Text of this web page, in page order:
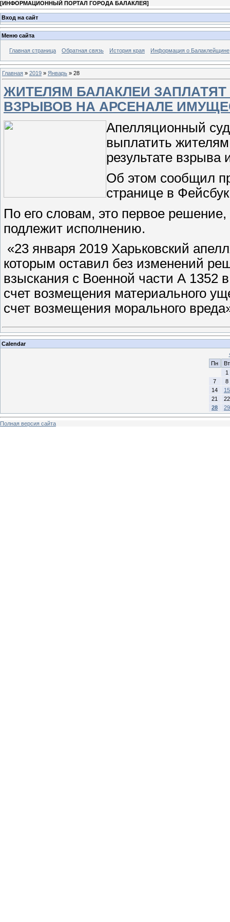
[ИНФОРМАЦИОННЫЙ ПОРТАЛ ГОРОДА БАЛАКЛЕЯ]
Вход на сайт
Меню сайта
Главная страница Обратная связь История края Информация о Балаклейщине
Главная » 2019 » Январь » 28
ЖИТЕЛЯМ БАЛАКЛЕИ ЗАПЛАТЯТ
ВЗРЫВОВ НА АРСЕНАЛЕ
Апелляционный
выплатить
результате взрыва
Об этом сообщил
странице в
По его словам, это первое
подлежит исполнению.
«23 января 2019 Харьковский
которым оставил без изменений
взыскания с Военной части А 1352
счет возмещения материального
счет возмещения морального
Calendar
Пн
Вт
1
7
8
14
15
21
22
28
29
Полная версия сайта